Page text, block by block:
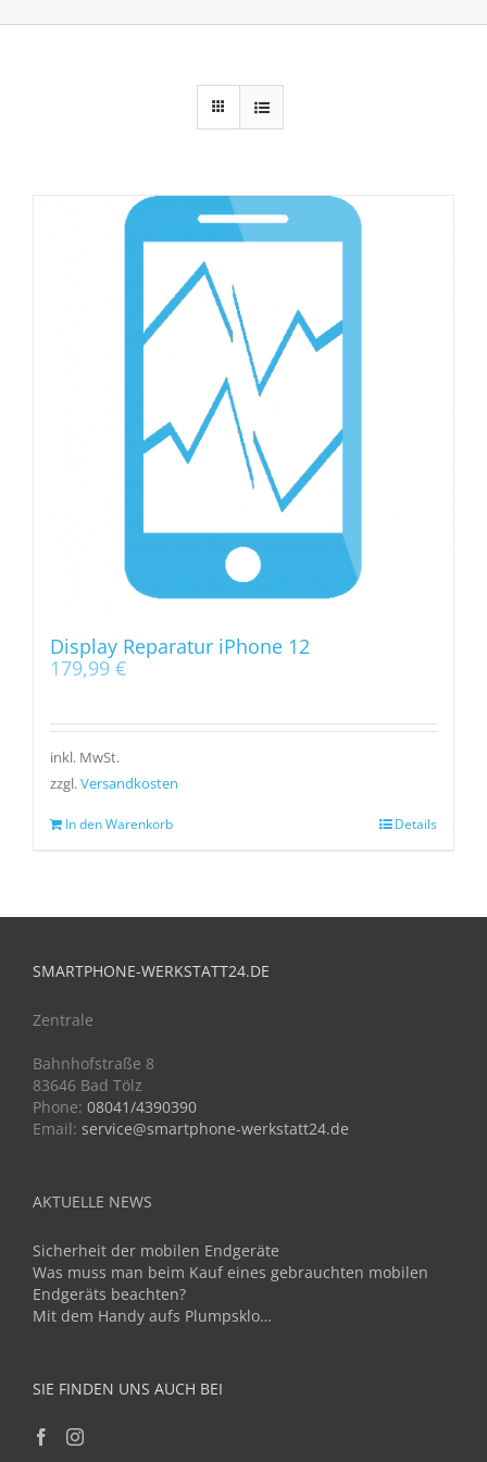
Display Reparatur iPhone 12
179,99 €
inkl. MwSt.
zzgl.Versandkosten
In den Warenkorb Details
SMARTPHONE-WERKSTATT24.DE
Zentrale
Bahnhofstraße 8
83646 Bad Tölz
Phone: 08041/4390390
Email: service@smartphone-werkstatt24.de
AKTUELLE NEWS
Sicherheit der mobilen Endgeräte
Was muss man beim Kauf eines gebrauchten mobilen
Endgeräts beachten?
Mit dem Handy aufs Plumpsklo…
SIE FINDEN UNS AUCH BEI